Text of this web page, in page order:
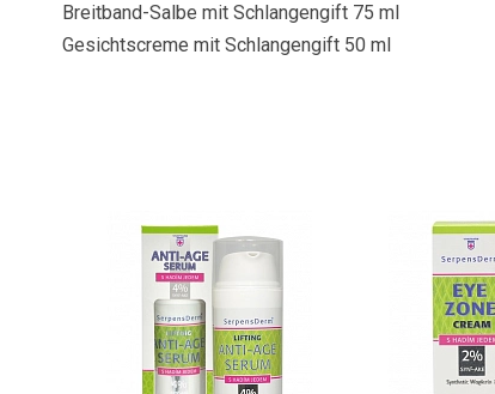
Breitband-Salbe mit Schlangengift 75 ml
Gesichtscreme mit Schlangengift 50 ml